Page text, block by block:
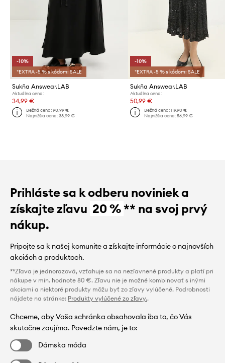
-10%
*EXTRA -5 % s kódom: SALE
Sukňa Answear.LAB
Aktuálna cena:
34,99 €
Bežná cena:90,99 €
Najnižšia cena:38,99 €
-10%
*EXTRA -5 % s kódom: SALE
Sukňa Answear.LAB
Aktuálna cena:
50,99 €
Bežná cena: 119,90 €
Najnižšia cena: 56,99 €
Prihláste sa k odberu noviniek a
získajte zľavu 20 %** na svoj prvý
nákup.
Pripojte sa k našej komunite a získajte informácie o najnovších
akciách a produktoch.
**Zľava je jednorazová, vzťahuje sa na nezľavnené produkty a platí pri
nákupe v min. hodnote 80 €. Zľavu nie je možné kombinovať s inými
akciami a niektoré produkty môžu byť zo zľavy vylúčené. Podrobnosti
nájdete na stránke: Produkty vylúčené zo zľavy..
Chceme, aby Vaša schránka obsahovala iba to, čo Vás
skutočne zaujíma. Povedzte nám, je to:
Dámska móda